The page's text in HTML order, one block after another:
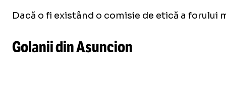
Dacă o fi existând o comisie de etică a
Golanii din Asuncion